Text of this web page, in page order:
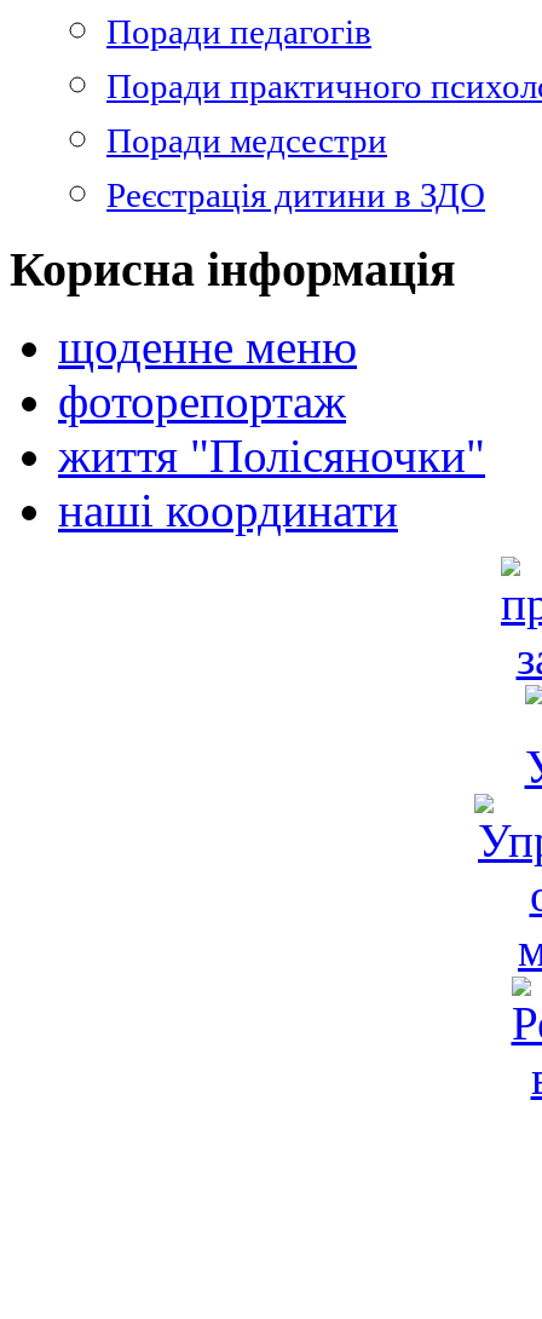
Поради педагогів
Поради практичного
Поради медсестри
Реєстрація дитини в ЗДО
Корисна інформація
щоденне меню
фоторепортаж
життя "Полісяночки"
наші координати